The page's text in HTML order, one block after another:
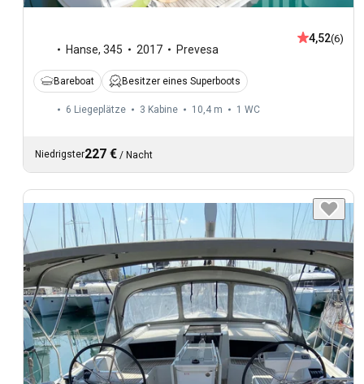
Hanse, 345 2017 Prevesa
4,52(6)
Bareboat Besitzer eines Superboots
6 Liegeplätze 3 Kabine 10,4 m 1 WC
Niedrigster227 € / Nacht